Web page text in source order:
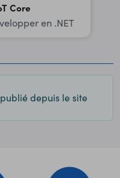
Core
en .NET
depuis le site